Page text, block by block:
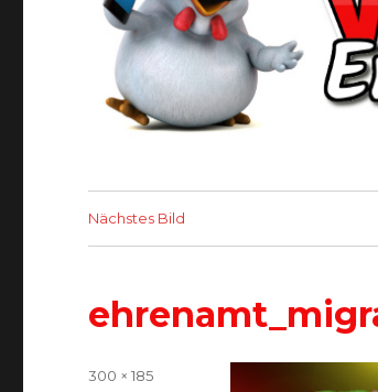
Nächstes Bild
Volle
300 × 185